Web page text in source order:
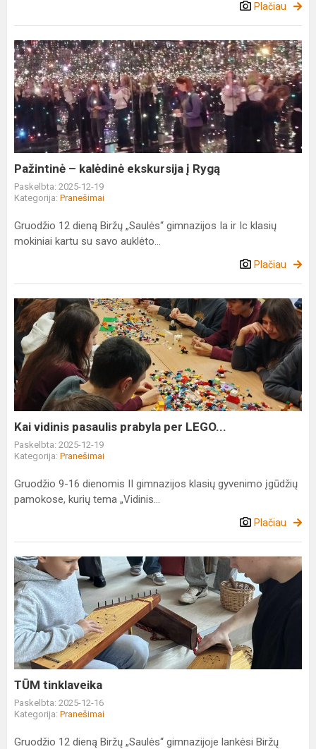
Plačiau
Pažintinė
–
kalėdinė
ekskursija
į
Rygą
Pažintinė – kalėdinė ekskursija į Rygą
Paskelbta: 2025-12-19
Kategorija: Pranešimai
Gruodžio 12 dieną Biržų „Saulės“ gimnazijos Ia ir Ic klasių
mokiniai kartu su savo auklėto...
Plačiau
Kai
vidinis
pasaulis
prabyla
per
LEGO...
Kai vidinis pasaulis prabyla per LEGO...
Paskelbta: 2025-12-19
Kategorija: Pranešimai
Gruodžio 9-16 dienomis II gimnazijos klasių gyvenimo įgūdžių
pamokose, kurių tema „Vidinis...
Plačiau
TŪM
tinklaveika
TŪM tinklaveika
Paskelbta: 2025-12-16
Kategorija: Pranešimai
Gruodžio 12 dieną Biržų „Saulės“ gimnazijoje lankėsi Biržų